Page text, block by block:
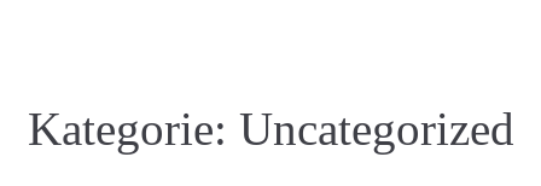
Kategorie: Uncategorized